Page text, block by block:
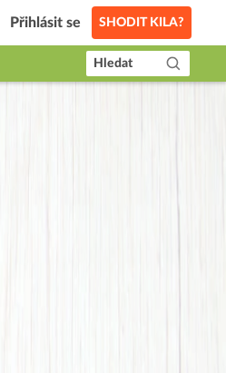
Přihlásit se SHODIT KILA?
Hledat